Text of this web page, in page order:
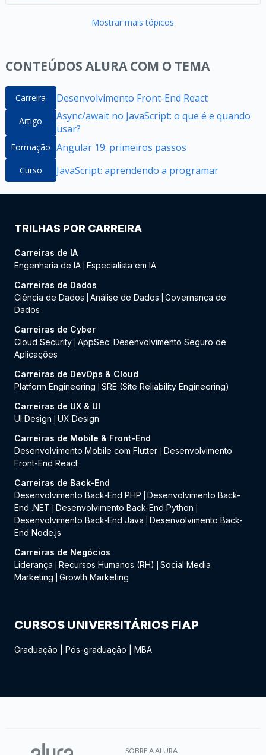
Mostrar mais tópicos
CONTEÚDOS ALURA COM O TEMA
Carreira Desenvolvimento Front-End React
Artigo
Async/await no JavaScript: o que é e quando
usar?
Formação Angular 19: primeiros passos
Curso JavaScript: aprendendo a programar
TRILHAS POR CARREIRA
Carreiras de IA
Engenharia de IA Especialista em IA
Carreiras de Dados
Ciência de Dados
Análise de Dados
Governança de
Dados
Carreiras de Cyber
Cloud Security AppSec: Desenvolvimento Seguro de
Aplicações
Carreiras de DevOps & Cloud
Platform Engineering
SRE (Site Reliability Engineering)
Carreiras de UX & UI
UI Design
UX Design
Carreiras de Mobile & Front-End
Desenvolvimento Mobile com Flutter
Desenvolvimento
Front-End React
Carreiras de Back-End
Desenvolvimento Back-End PHP
Desenvolvimento Back-
End .NET
Desenvolvimento Back-End Python
Desenvolvimento Back-End Java
Desenvolvimento Back-
End Node.js
Carreiras de Negócios
Liderança
Recursos Humanos (RH)
Social Media
Marketing
Growth Marketing
CURSOS UNIVERSITÁRIOS FIAP
Graduação Pós-graduação MBA
SOBRE A ALURA